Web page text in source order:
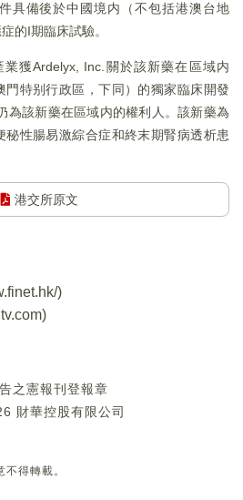
具備後於中國境内（不包括港澳台地
的I期臨床試驗。
獲Ardelyx, Inc.關於該新藥在區域内
門特别行政區，下同）的獨家臨床開發
為該新藥在區域内的權利人。該新藥為
秘性腸易激綜合症和終末期腎病透析患
港交所原文
)
)
之憲報刊登報章
財華控股有限公司
得轉載。